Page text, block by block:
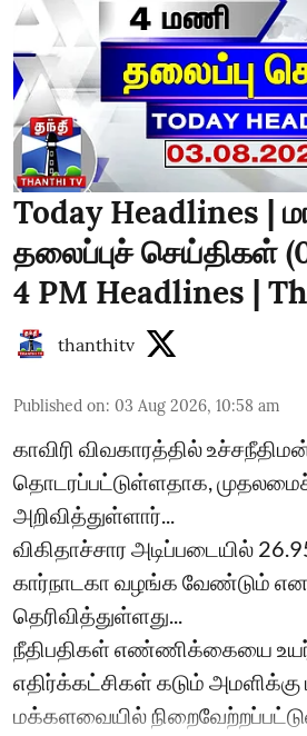
Today Headlines |
தலைப்புச் செய்திகள்
4 PM Headlines |
thanthitv
Published on: 03 Aug 2026, 10:58 am
காவிரி விவகாரத்தில்
தொடரப்பட்டுள்ளதாக,
அறிவித்துள்ளார்...
விகிதாச்சார அடிப்படையில்
கார்நாடகா வழங்க வேண்டும் என
தெரிவித்துள்ளது...
நீதிபதிகள் எண்ணிக்கையை
எதிர்க்கட்சிகள் கடும் அமளிக்கு
மக்களவையில்